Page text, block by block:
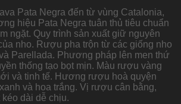
Pata Negra đến từ vùng Catalonia,
hiệu Pata Negra tuân thủ tiêu chuẩn
ngặt. Quy trình sản xuất giữ nguyên
nho. Rượu pha trộn từ các giống nho
Parellada. Phương pháp lên men thứ
thống tạo bọt mịn. Màu rượu vàng
và tinh tế. Hương rượu hoà quyện
và hoa trắng. Vị rượu cân bằng,
dài dễ chịu.